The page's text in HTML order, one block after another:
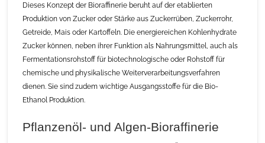
Dieses Konzept der Bioraffinerie beruht auf der etablierten
Produktion von Zucker oder Stärke aus Zuckerrüben, Zuckerrohr,
Getreide, Mais oder Kartoffeln. Die energiereichen Kohlenhydrate
Zucker können, neben ihrer Funktion als Nahrungsmittel, auch als
Fermentationsrohstoff für biotechnologische oder Rohstoff für
chemische und physikalische Weiterverarbeitungsverfahren
dienen. Sie sind zudem wichtige Ausgangsstoffe für die Bio-
Ethanol Produktion.
Pflanzenöl- und Algen-Bioraffinerie